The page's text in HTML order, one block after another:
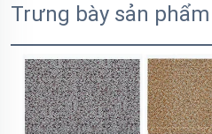
Trưng bày sản phẩm